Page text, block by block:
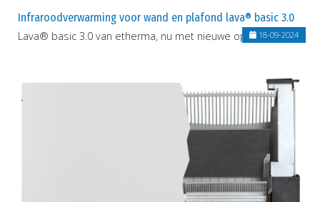
Infraroodverwarming voor wand en plafond lava® basic 3.0
Lava® basic 3.0 van etherma, nu met nieuwe ophangbeugel
18-09-2024